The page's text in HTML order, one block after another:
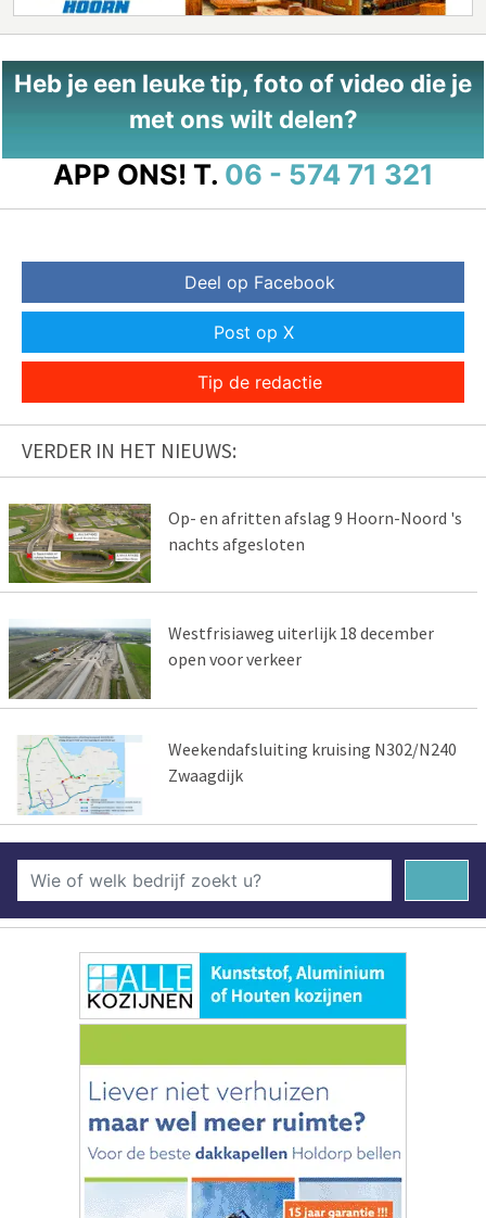
Heb je een leuke tip, foto of video die je
met ons wilt delen?
APP ONS! T. 06 - 574 71 321
Deel op Facebook
Post op X
Tip de redactie
VERDER IN HET NIEUWS:
Op- en afritten afslag 9 Hoorn-Noord 's
nachts afgesloten
Westfrisiaweg uiterlijk 18 december
open voor verkeer
Weekendafsluiting kruising N302/N240
Zwaagdijk